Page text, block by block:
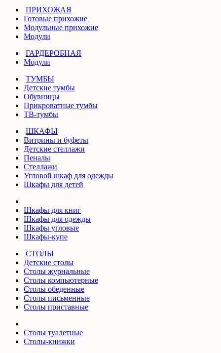
ПРИХОЖАЯ
Готовые прихожие
Модульные прихожие
Модули
ГАРДЕРОБНАЯ
Модули
ТУМБЫ
Детские тумбы
Обувницы
Прикроватные тумбы
ТВ-тумбы
ШКАФЫ
Витрины и буфеты
Детские стеллажи
Пеналы
Стеллажи
Угловой шкаф для одежды
Шкафы для детей
Шкафы для книг
Шкафы для одежды
Шкафы угловые
Шкафы-купе
СТОЛЫ
Детские столы
Столы журнальные
Столы компьютерные
Столы обеденные
Столы письменные
Столы приставные
Столы туалетные
Столы-книжки